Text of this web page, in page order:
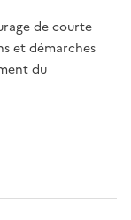
de courte
et démarches
du